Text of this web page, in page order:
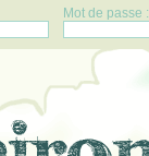
Mot de passe :